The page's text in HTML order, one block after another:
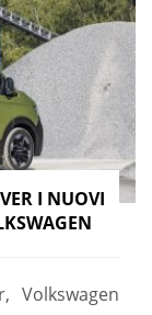
I NUOVI
Volkswagen